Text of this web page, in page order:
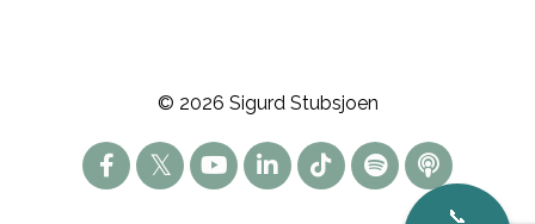
© 2026 Sigurd Stubsjoen
📞